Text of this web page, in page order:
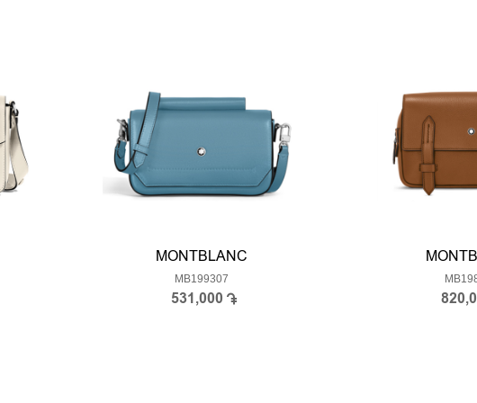
MONTBLANC
MB199307
531,000